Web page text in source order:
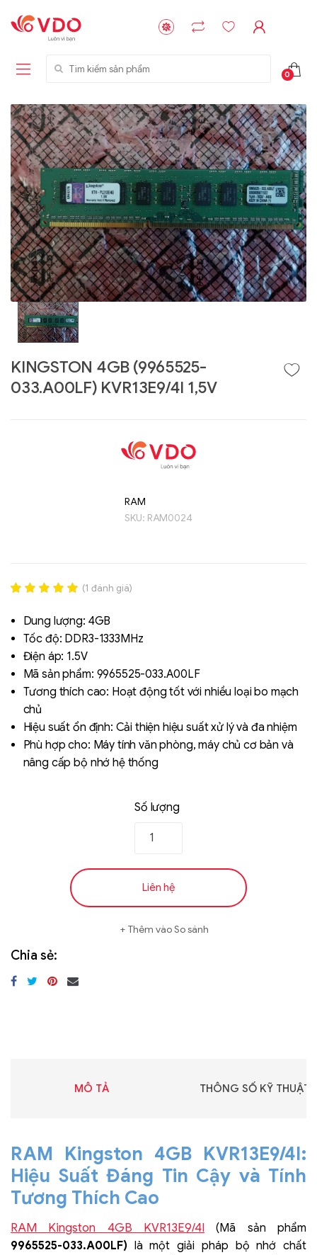
Tìm kiếm sản phẩm
0
KINGSTON 4GB (9965525-
033.A00LF) KVR13E9/4I 1,5V
RAM
SKU: RAM0024
out of 5
based on
đánh giá
(1 đánh giá)
Dung lượng: 4GB
Tốc độ: DDR3-1333MHz
Điện áp: 1.5V
Mã sản phẩm: 9965525-033.A00LF
Tương thích cao: Hoạt động tốt với nhiều loại bo mạch
chủ
Hiệu suất ổn định: Cải thiện hiệu suất xử lý và đa nhiệm
Phù hợp cho: Máy tính văn phòng, máy chủ cơ bản và
nâng cấp bộ nhớ hệ thống
Số lượng
Liên hệ
Thêm vào So sánh
Chia sẻ:
MÔ TẢ THÔNG SỐ KỸ THUẬT
RAM Kingston 4GB KVR13E9/4I:
Hiệu Suất Đáng Tin Cậy và Tính
Tương Thích Cao
RAM Kingston 4GB KVR13E9/4I (Mã sản phẩm
9965525-033.A00LF) là một giải pháp bộ nhớ chất
Liên hệ
NVMe™ SSD
Storage Micron -
64GB - 15.36TB
Liên hệ
GIGABYTE
G593-ZD1 (rev.
AAX1)
Liên hệ